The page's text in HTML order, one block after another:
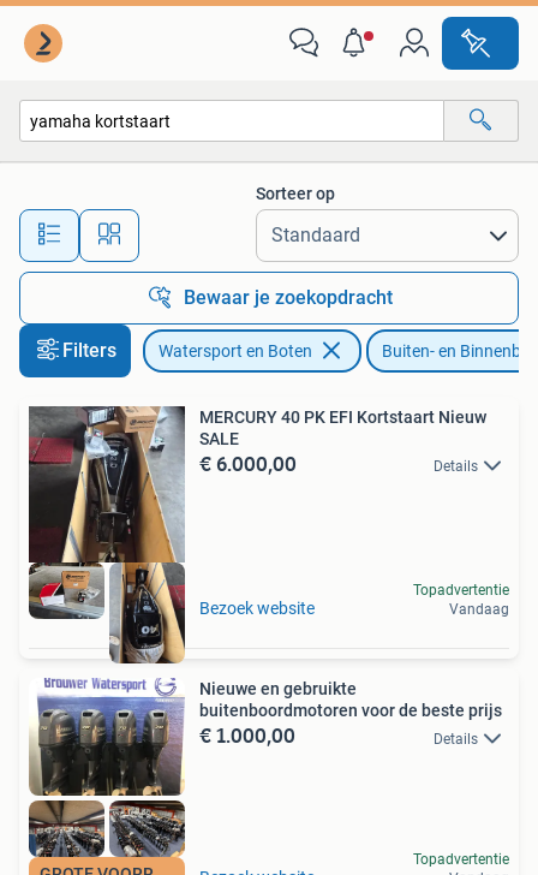
Alle afstanden…
Sorteer op
Bewaar je zoekopdracht
Filters Watersport en Boten Buiten- en
MERCURY 40 PK EFI Kortstaart Nieuw
SALE
€ 6.000,00 Details
Bezoek website
Topadvertentie
Vandaag
Nieuwe en gebruikte
buitenboordmotoren voor de beste prijs
€ 1.000,00 Details
Topadvertentie